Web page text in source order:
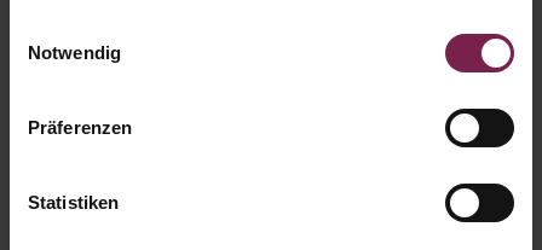
Notwendig
Präferenzen
Statistiken